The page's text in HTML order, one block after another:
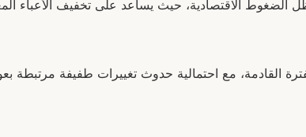
الضغوط الاقتصادية، حيث يساعد على تخفيف الأعباء
القادمة، مع احتمالية حدوث تغييرات طفيفة مرتبطة